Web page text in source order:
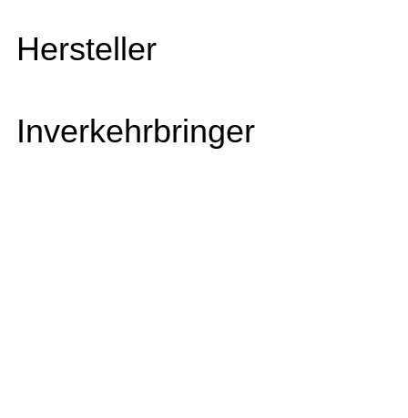
Hersteller
Inverkehrbringer